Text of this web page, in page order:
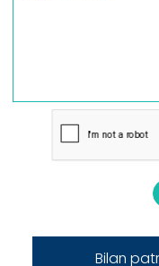
Bilan